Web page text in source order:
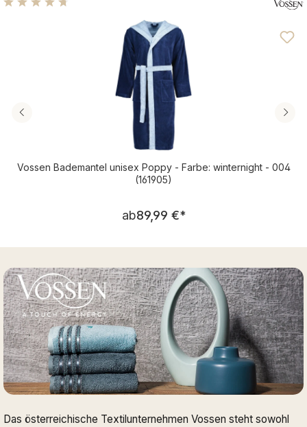
Durchschnittliche Bewertung von 4.65 von 5 Sternen
Vossen Bademantel unisex Poppy - Farbe: winternight - 004
(161905)
Regulärer Preis:
ab89,99 €*
Das österreichische Textilunternehmen Vossen steht sowohl